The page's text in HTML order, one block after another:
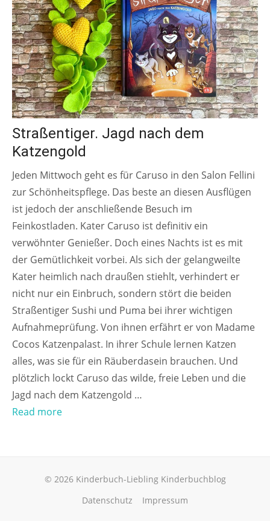
Straßentiger. Jagd nach dem
Katzengold
Jeden Mittwoch geht es für Caruso in den Salon Fellini
zur Schönheitspflege. Das beste an diesen Ausflügen
ist jedoch der anschließende Besuch im
Feinkostladen. Kater Caruso ist definitiv ein
verwöhnter Genießer. Doch eines Nachts ist es mit
der Gemütlichkeit vorbei. Als sich der gelangweilte
Kater heimlich nach draußen stiehlt, verhindert er
nicht nur ein Einbruch, sondern stört die beiden
Straßentiger Sushi und Puma bei ihrer wichtigen
Aufnahmeprüfung. Von ihnen erfährt er von Madame
Cocos Katzenpalast. In ihrer Schule lernen Katzen
alles, was sie für ein Räuberdasein brauchen. Und
plötzlich lockt Caruso das wilde, freie Leben und die
Jagd nach dem Katzengold …
Read more
© 2026 Kinderbuch-Liebling Kinderbuchblog
Datenschutz
Impressum